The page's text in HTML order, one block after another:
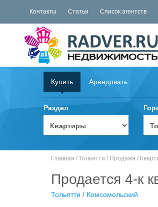
Контакты Статьи Список агентств
Купить Арендовать
Раздел
Главная / Тольятти / Продажа /
Продается 4-к
Тольятти / Комсомольский